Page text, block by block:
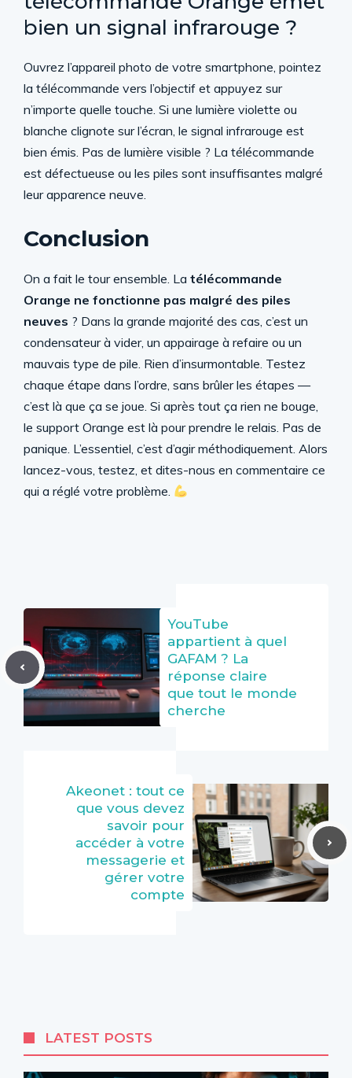
bien un signal infrarouge ?
Ouvrez l’appareil photo de votre smartphone, pointez
la télécommande vers l’objectif et appuyez sur
n’importe quelle touche. Si une lumière violette ou
blanche clignote sur l’écran, le signal infrarouge est
bien émis. Pas de lumière visible ? La télécommande
est défectueuse ou les piles sont insuffisantes malgré
leur apparence neuve.
Conclusion
On a fait le tour ensemble. La télécommande
Orange ne fonctionne pas malgré des piles
neuves ? Dans la grande majorité des cas, c’est un
condensateur à vider, un appairage à refaire ou un
mauvais type de pile. Rien d’insurmontable. Testez
chaque étape dans l’ordre, sans brûler les étapes —
c’est là que ça se joue. Si après tout ça rien ne bouge,
le support Orange est là pour prendre le relais. Pas de
panique. L’essentiel, c’est d’agir méthodiquement. Alors
lancez-vous, testez, et dites-nous en commentaire ce
qui a réglé votre problème.
YouTube
appartient à quel
GAFAM ? La
réponse claire
que tout le monde
cherche
Akeonet : tout ce
que vous devez
savoir pour
accéder à votre
messagerie et
gérer votre
compte
LATEST POSTS